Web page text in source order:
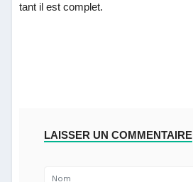
tant il est complet.
LAISSER UN COMMENTAIRE